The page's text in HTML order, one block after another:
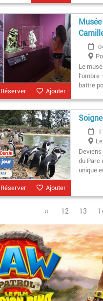
Ajouter
Réserver
Le
l'ombre
battre
Ajouter
Réserver
du Parc
unique
Page
‹‹ Page
12 Page
13